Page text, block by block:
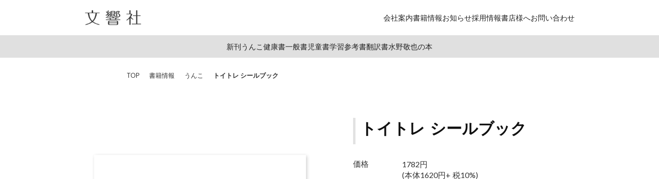
会社案内書籍情報お知らせ採用情報書店様へお問い合わせ
新刊うんこ 健康書一般書児童書学習参考書翻訳書水野敬也の本
TOP 書籍情報 うんこ トイトレ シールブック
トイトレ シールブック
価格
1782円
(本体1620円+ 税10%)